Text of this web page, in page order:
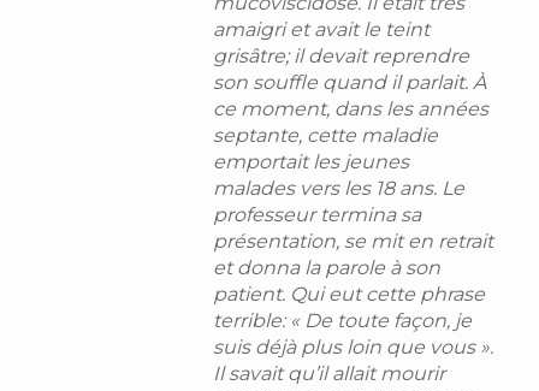
amaigri et avait le teint
grisâtre; il devait reprendre
son souffle quand il parlait. À
ce moment, dans les années
septante, cette maladie
emportait les jeunes
malades vers les 18 ans. Le
professeur termina sa
présentation, se mit en retrait
et donna la parole à son
patient. Qui eut cette phrase
terrible: « De toute façon, je
suis déjà plus loin que vous ».
Il savait qu’il allait mourir